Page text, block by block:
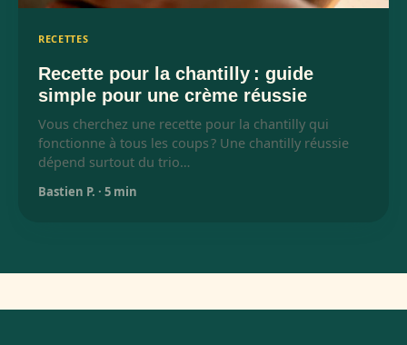
RECETTES
Recette pour la chantilly : guide
simple pour une crème réussie
Vous cherchez une recette pour la chantilly qui
fonctionne à tous les coups ? Une chantilly réussie
dépend surtout du trio…
Bastien P. · 5 min